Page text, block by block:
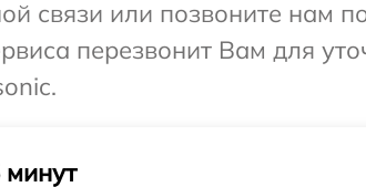
связи или позвоните нам
перезвонит Вам для